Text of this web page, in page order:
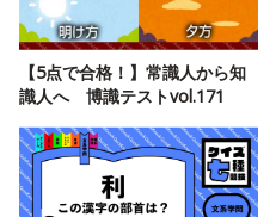
【5点で合格！】常識人から知
識人へ 博識テストvol.171